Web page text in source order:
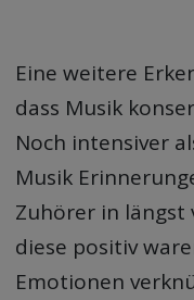
Eine weitere
dass Musik
Noch intensiver
Musik
Zuhörer in längst
diese positiv
Emotionen